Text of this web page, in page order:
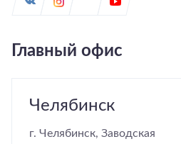
Главный офис
Челябинск
г. Челябинск, Заводская